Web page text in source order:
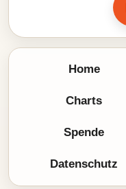
Home
Charts
Spende
Datenschutz